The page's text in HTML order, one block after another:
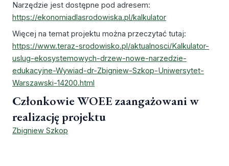
Narzędzie jest dostępne pod adresem:
https://ekonomiadlasrodowiska.pl/kalkulator
Więcej na temat projektu można przeczytać tutaj:
https://www.teraz-srodowisko.pl/aktualnosci/Kalkulator-
uslug-ekosystemowych-drzew-nowe-narzedzie-
edukacyjne-Wywiad-dr-Zbigniew-Szkop-Uniwersytet-
Warszawski-14200.html
Członkowie WOEE zaangażowani w
realizację projektu
Zbigniew Szkop